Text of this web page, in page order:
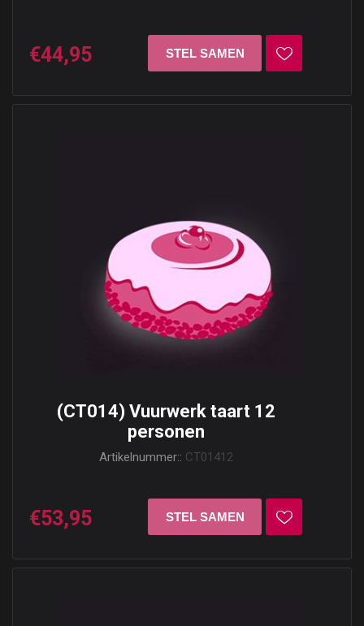
€44,95
(CT014) Vuurwerk taart 12
personen
Artikelnummer:: CT01412
€53,95